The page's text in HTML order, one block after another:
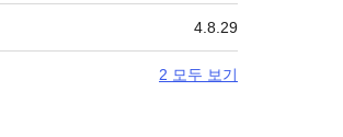
4.8.29
2 모두 보기